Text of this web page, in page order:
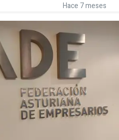
Hace 7 meses